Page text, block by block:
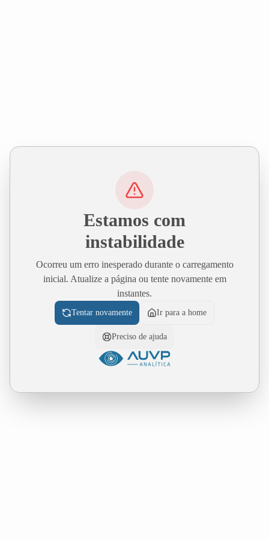
Estamos com
instabilidade
Ocorreu um erro inesperado durante o carregamento
inicial. Atualize a página ou tente novamente em
instantes.
Tentar novamente Ir para a home
Preciso de ajuda